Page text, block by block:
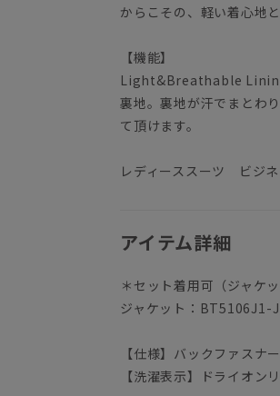
からこその、軽い着心地
【機能】
Light&Breathable Lining
裏地。裏地が汗でまとわ
て頂けます。
レディーススーツ ビジ
アイテム詳細
＊セット着用可（ジャケ
ジャケット：
【仕様】バックファスナ
【洗濯表示】ドライオン